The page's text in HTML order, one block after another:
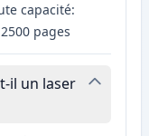
capacité:
pages
il un laser